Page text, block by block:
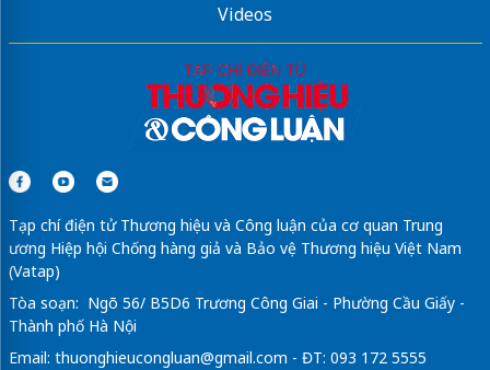
Videos
Tạp chí điện tử Thương hiệu và Công luận của cơ quan Trung
ương Hiệp hội Chống hàng giả và Bảo vệ Thương hiệu Việt Nam
(Vatap)
Tòa soạn: Ngõ 56/ B5D6 Trương Công Giai - Phường Cầu Giấy -
Thành phố Hà Nội
Email: thuonghieucongluan@gmail.com - ĐT: 093 172 5555